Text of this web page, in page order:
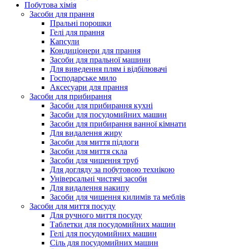
Побутова хімія
Засоби для прання
Пральні порошки
Гелі для прання
Капсули
Кондиціонери для прання
Засоби для пральної машини
Для виведення плям і відбілювачі
Господарське мило
Аксесуари для прання
Засоби для прибирання
Засоби для прибирання кухні
Засоби для посудомийних машин
Засоби для прибирання ванної кімнати
Для видалення жиру
Засоби для миття підлоги
Засоби для миття скла
Засоби для чищення труб
Для догляду за побутовою технікою
Універсальні чистячі засоби
Для видалення накипу
Засоби для чищення килимів та меблів
Засоби для миття посуду
Для ручного миття посуду
Таблетки для посудомийних машин
Гелі для посудомийних машин
Сіль для посудомийних машин